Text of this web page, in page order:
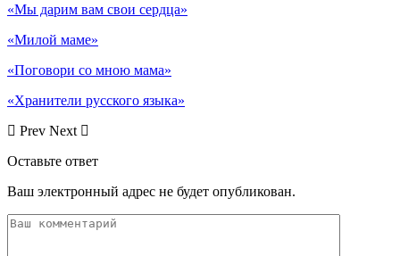
«Мы дарим вам свои сердца»
«Милой маме»
«Поговори со мною мама»
«Хранители русского языка»
Prev Next
Оставьте ответ
Ваш электронный адрес не будет опубликован.